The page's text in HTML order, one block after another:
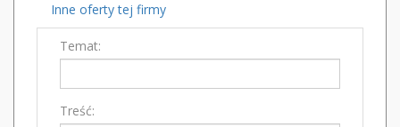
Inne oferty tej firmy
Temat:
Treść: